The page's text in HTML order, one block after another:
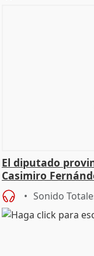
El diputado
Casimiro
Sonido